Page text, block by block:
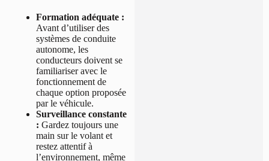
Formation adéquate :
Avant d’utiliser des
systèmes de conduite
autonome, les
conducteurs doivent se
familiariser avec le
fonctionnement de
chaque option proposée
par le véhicule.
Surveillance constante
: Gardez toujours une
main sur le volant et
restez attentif à
l’environnement, même